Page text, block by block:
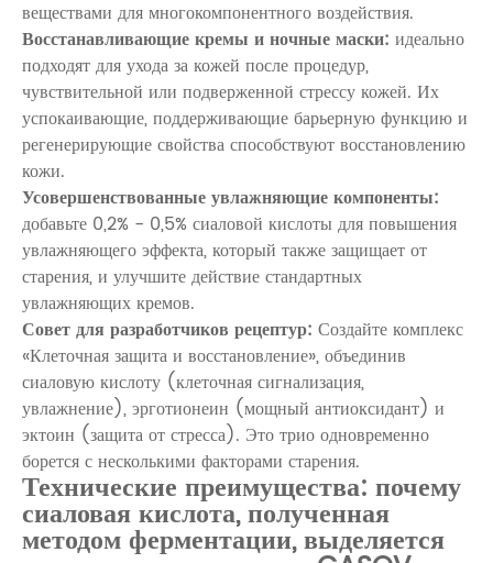
веществами для многокомпонентного воздействия.
Восстанавливающие кремы и ночные маски: идеально
подходят для ухода за кожей после процедур,
чувствительной или подверженной стрессу кожей. Их
успокаивающие, поддерживающие барьерную функцию и
регенерирующие свойства способствуют восстановлению
кожи.
Усовершенствованные увлажняющие компоненты:
добавьте 0,2% - 0,5% сиаловой кислоты для повышения
увлажняющего эффекта, который также защищает от
старения, и улучшите действие стандартных
увлажняющих кремов.
Совет для разработчиков рецептур: Создайте комплекс
«Клеточная защита и восстановление», объединив
сиаловую кислоту (клеточная сигнализация,
увлажнение),эрготионеин (мощный антиоксидант) и
эктоин (защита от стресса). Это трио одновременно
борется с несколькими факторами старения.
Технические преимущества: почему
сиаловая кислота, полученная
методом ферментации, выделяется